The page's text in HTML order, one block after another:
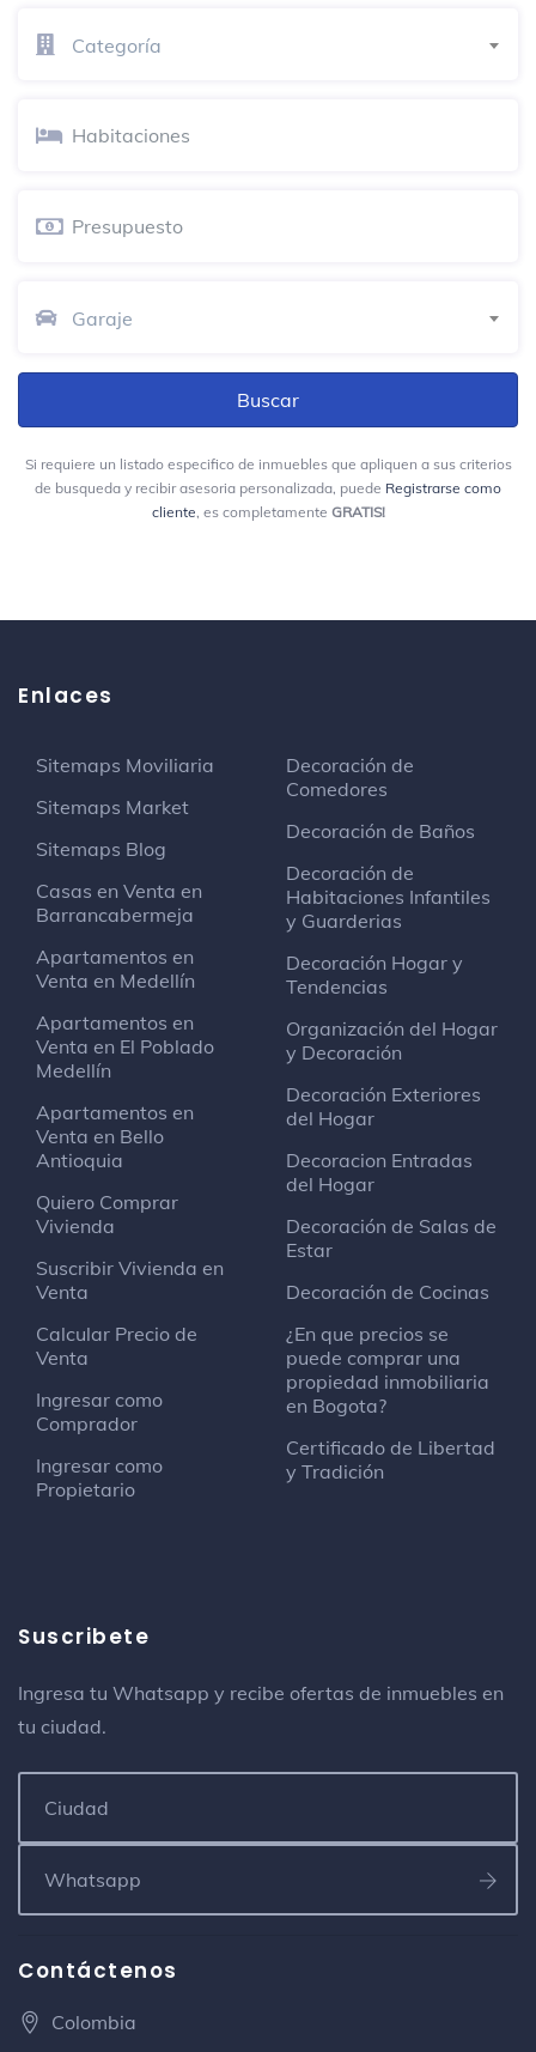
hogar
Hotel Estelar Parque de la 93
Calle 92 # 16-11
Juan Valdez Café
Cafetería
Escuela Superior de Guerra
Juan Valdez Café
Carrera 15 # 98 - 60
Torre EAR
Centro de negocios
Uniandinos
Centro de estudiantes
Oxo Center
Estructura
Google CO-BOG-OXO
Startup de tecnología
Parque Público Chicó Reservado
Parque
Calle 97 Carrera 10
Universidad Militar Nueva Granada
Crepes & Waffles
Restaurante francés
Restaurante de comida rápida
Museo El Chicó
Cra 7 # 93 - 01
Uro
Categoría
Garaje
Si requiere un listado especifico de inmuebles que apliquen a sus criterios
de busqueda y recibir asesoria personalizada, puede Registrarse como
cliente, es completamente GRATIS!
Enlaces
Sitemaps Moviliaria
Sitemaps Market
Sitemaps Blog
Casas en Venta en
Barrancabermeja
Apartamentos en
Venta en Medellín
Apartamentos en
Venta en El Poblado
Medellín
Apartamentos en
Venta en Bello
Antioquia
Quiero Comprar
Vivienda
Suscribir Vivienda en
Venta
Calcular Precio de
Venta
Ingresar como
Comprador
Ingresar como
Propietario
Decoración de
Comedores
Decoración de Baños
Decoración de
Habitaciones Infantiles
y Guarderias
Decoración Hogar y
Tendencias
Organización del Hogar
y Decoración
Decoración Exteriores
del Hogar
Decoracion Entradas
del Hogar
Decoración de Salas de
Estar
Decoración de Cocinas
¿En que precios se
puede comprar una
propiedad inmobiliaria
en Bogota?
Certificado de Libertad
y Tradición
Suscribete
Ingresa tu Whatsapp y recibe ofertas de inmuebles en
tu ciudad.
Contáctenos
Colombia